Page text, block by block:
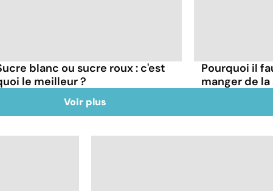
blanc ou sucre roux : c'est
le meilleur ?
Pourquoi il
manger de
Voir plus